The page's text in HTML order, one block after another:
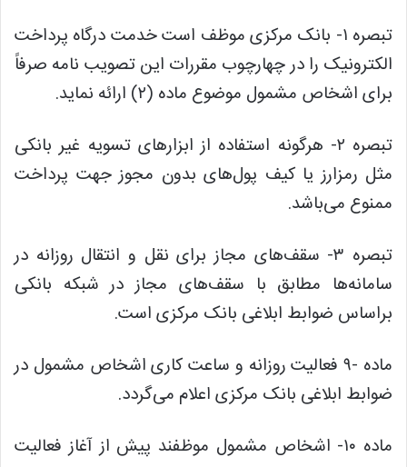
تبصره ۱- بانک مرکزی موظف است خدمت درگاه پرداخت
الکترونیک را در چهارچوب مقررات این تصویب نامه صرفاً
برای اشخاص مشمول موضوع ماده (۲) ارائه نماید.
تبصره ۲- هرگونه استفاده از ابزارهای تسویه غیر بانکی
مثل رمزارز یا کیف پول‌های بدون مجوز جهت پرداخت
ممنوع می‌باشد.
تبصره ۳- سقف‌های مجاز برای نقل و انتقال روزانه در
سامانه‌ها مطابق با سقف‌های مجاز در شبکه بانکی
براساس ضوابط ابلاغی بانک مرکزی است.
ماده -۹ فعالیت روزانه و ساعت کاری اشخاص مشمول در
ضوابط ابلاغی بانک مرکزی اعلام می‌گردد.
ماده ۱۰- اشخاص مشمول موظفند پیش از آغاز فعالیت